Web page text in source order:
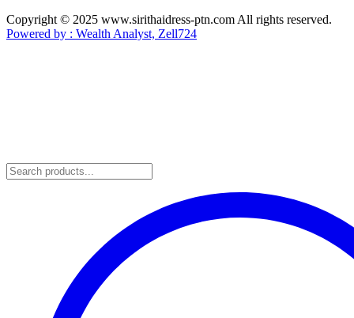
Copyright © 2025 www.sirithaidress-ptn.com All rights reserved.
Powered by : Wealth Analyst, Zell724